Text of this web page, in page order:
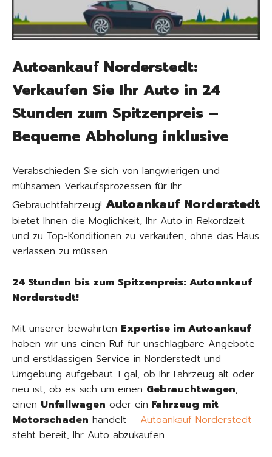
Autoankauf Norderstedt:
Verkaufen Sie Ihr Auto in 24
Stunden zum Spitzenpreis –
Bequeme Abholung inklusive
Verabschieden Sie sich von langwierigen und
mühsamen Verkaufsprozessen für Ihr
Gebrauchtfahrzeug! Autoankauf Norderstedt
bietet Ihnen die Möglichkeit, Ihr Auto in Rekordzeit
und zu Top-Konditionen zu verkaufen, ohne das Haus
verlassen zu müssen.
24 Stunden bis zum Spitzenpreis: Autoankauf
Norderstedt!
Mit unserer bewährten Expertise im Autoankauf
haben wir uns einen Ruf für unschlagbare Angebote
und erstklassigen Service in Norderstedt und
Umgebung aufgebaut. Egal, ob Ihr Fahrzeug alt oder
neu ist, ob es sich um einen Gebrauchtwagen,
einen Unfallwagen oder ein Fahrzeug mit
Motorschaden handelt – Autoankauf Norderstedt
steht bereit, Ihr Auto abzukaufen.